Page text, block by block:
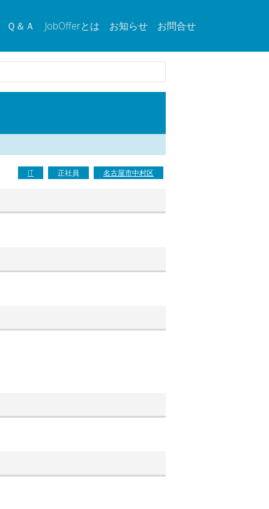
Ｑ＆Ａ JobOfferとは お知らせ お問合せ
IT 正社員 名古屋市中村区